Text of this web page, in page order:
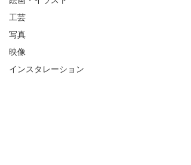
工芸
写真
映像
インスタレーション